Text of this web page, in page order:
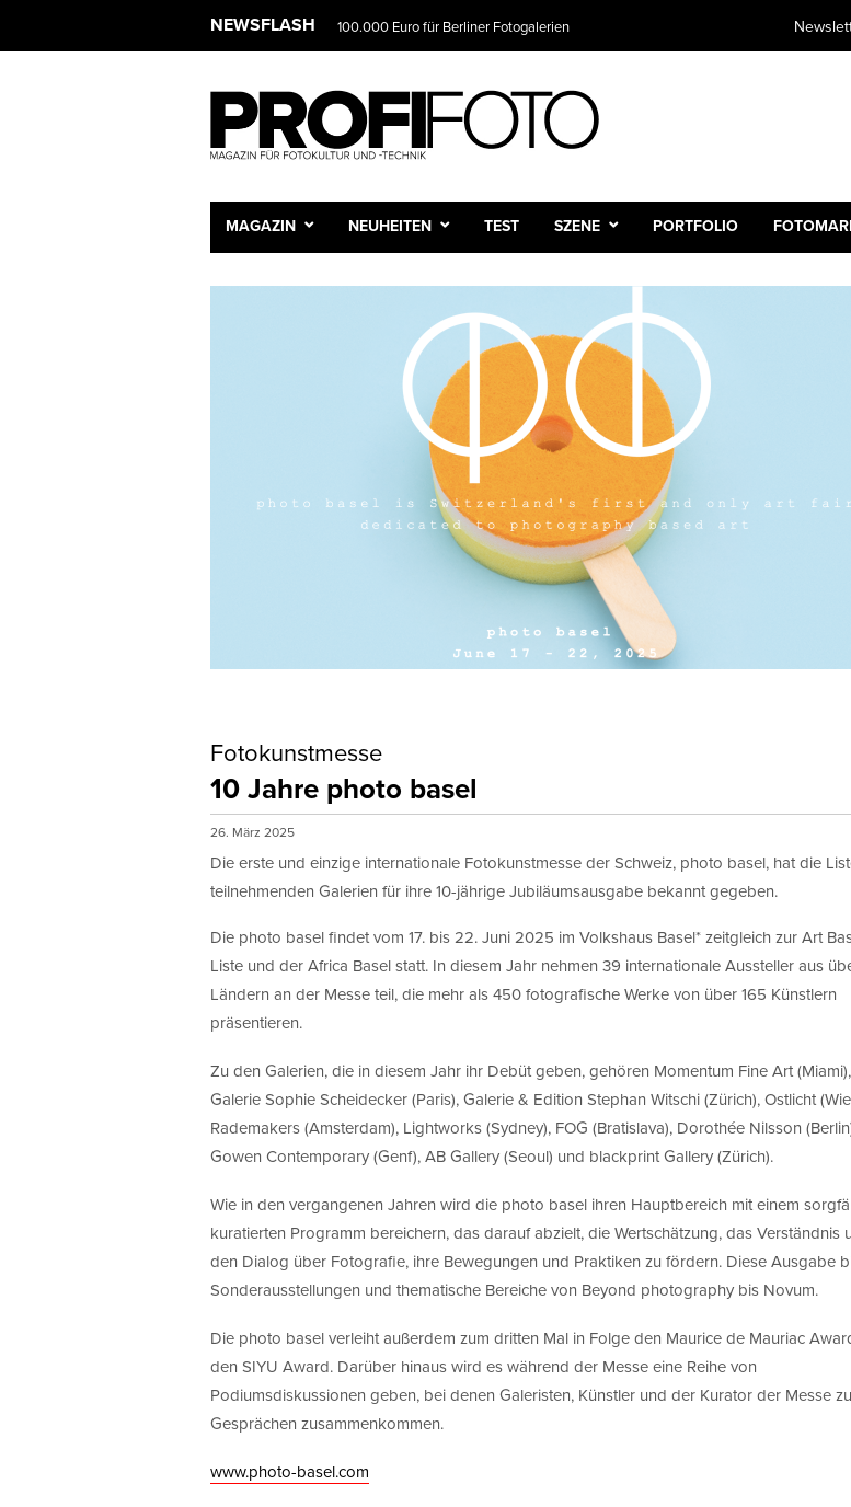
NEWSFLASH 100.000 Euro für Berliner Fotogalerien
MAGAZIN NEUHEITEN TEST SZENE PORTFOLIO
Fotokunstmesse
10 Jahre photo basel
26. März 2025
Die erste und einzige internationale Fotokunstmesse der Schweiz, photo basel, hat die
teilnehmenden Galerien für ihre 10-jährige Jubiläumsausgabe bekannt gegeben.
Die photo basel findet vom 17. bis 22. Juni 2025 im Volkshaus Basel* zeitgleich zur Art
Liste und der Africa Basel statt. In diesem Jahr nehmen 39 internationale Aussteller aus
Ländern an der Messe teil, die mehr als 450 fotografische Werke von über 165 Künstlern
präsentieren.
Zu den Galerien, die in diesem Jahr ihr Debüt geben, gehören Momentum Fine Art (Miami),
Galerie Sophie Scheidecker (Paris), Galerie & Edition Stephan Witschi (Zürich), Ostlicht
Rademakers (Amsterdam), Lightworks (Sydney), FOG (Bratislava), Dorothée Nilsson
Gowen Contemporary (Genf), AB Gallery (Seoul) und blackprint Gallery (Zürich).
Wie in den vergangenen Jahren wird die photo basel ihren Hauptbereich mit einem
kuratierten Programm bereichern, das darauf abzielt, die Wertschätzung, das Verständnis
den Dialog über Fotografie, ihre Bewegungen und Praktiken zu fördern. Diese Ausgabe
Sonderausstellungen und thematische Bereiche von Beyond photography bis Novum.
Die photo basel verleiht außerdem zum dritten Mal in Folge den Maurice de Mauriac
den SIYU Award. Darüber hinaus wird es während der Messe eine Reihe von
Podiumsdiskussionen geben, bei denen Galeristen, Künstler und der Kurator der Messe zu
Gesprächen zusammenkommen.
www.photo-basel.com